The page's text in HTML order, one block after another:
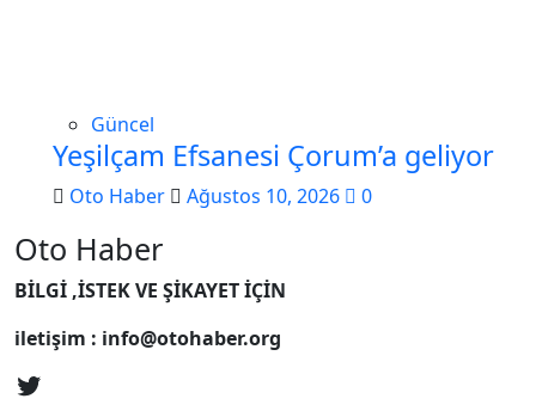
Güncel
Yeşilçam Efsanesi Çorum’a geliyor
Oto Haber Ağustos 10, 2026 0
Oto Haber
BİLGİ ,İSTEK VE ŞİKAYET İÇİN
iletişim : info@otohaber.org